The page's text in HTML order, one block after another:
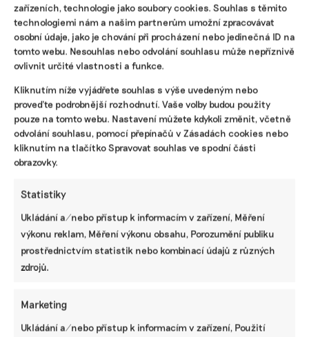
zařízeních, technologie jako soubory cookies. Souhlas s těmito
technologiemi nám a našim partnerům umožní zpracovávat
osobní údaje, jako je chování při procházení nebo jedinečná ID na
tomto webu. Nesouhlas nebo odvolání souhlasu může nepříznivě
ovlivnit určité vlastnosti a funkce.
Kliknutím níže vyjádřete souhlas s výše uvedeným nebo
proveďte podrobnější rozhodnutí. Vaše volby budou použity
pouze na tomto webu. Nastavení můžete kdykoli změnit, včetně
odvolání souhlasu, pomocí přepínačů v Zásadách cookies nebo
kliknutím na tlačítko Spravovat souhlas ve spodní části
obrazovky.
Statistiky
Ukládání a/nebo přístup k informacím v zařízení, Měření
výkonu reklam, Měření výkonu obsahu, Porozumění publiku
prostřednictvím statistik nebo kombinací údajů z různých
zdrojů.
Marketing
Ukládání a/nebo přístup k informacím v zařízení, Použití
Větrné energie máme nadbytek. Chceme
z ní vyrábět vodík a prodávat ho ocelárně,
říká starosta Kalletalu
Třináctitisícové městečko Kalletal patří k těm
na červnové konferenci Udržitelná budoucnost obcí
s Ekonews povídal o jeho strategii udržitelnosti. Aktuálně
město vyjednává s investory o projektu elektrolyzéru pro
výrobu zeleného vodíku.
Irena Buřívalová